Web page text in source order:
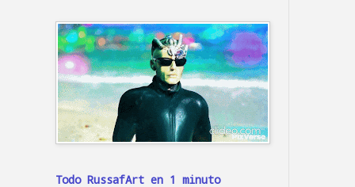
Todo RussafArt en 1 minuto